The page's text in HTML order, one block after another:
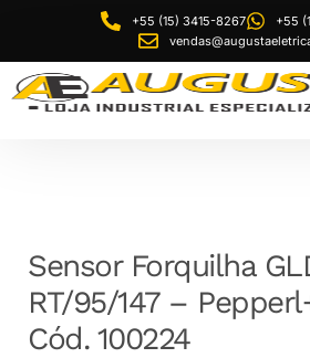
+55 (15) 3415-8267
+55
Sensor Forquilha
RT/95/147 –
Cód. 100224